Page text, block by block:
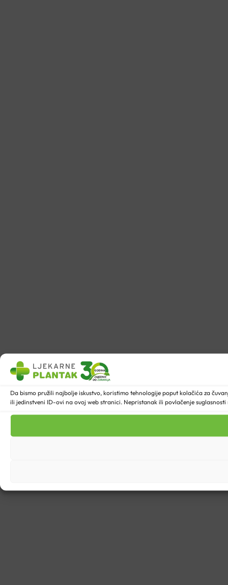
Da bismo pružili najbolje iskustvo, koristimo tehnologije poput kolačića za
ili jedinstveni ID-ovi na ovoj web stranici. Nepristanak ili povlačenje